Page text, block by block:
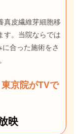
真皮繊維芽細胞移
す。当院ならでは
合った施術をさ
京院がTVで
映